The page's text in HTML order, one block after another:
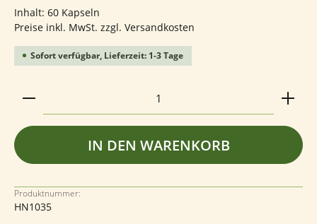
Inhalt: 60 Kapseln
Preise inkl. MwSt. zzgl. Versandkosten
Sofort verfügbar, Lieferzeit: 1-3 Tage
Produkt Anzahl: Gib den gewünschten Wert ein
IN DEN WARENKORB
Produktnummer:
HN1035